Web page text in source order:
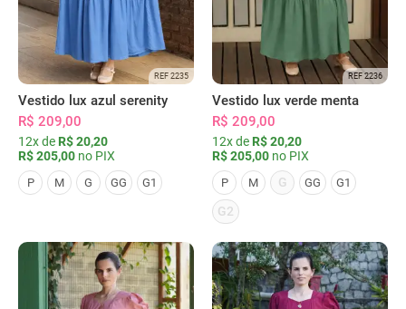
REF 2235
Vestido lux azul serenity
R$ 209,00
12x de R$ 20,20
R$ 205,00 no PIX
P M G GG G1
REF 2236
Vestido lux verde menta
R$ 209,00
12x de R$ 20,20
R$ 205,00 no PIX
P M G GG G1
G2